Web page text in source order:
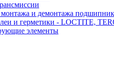
и демонтажа
и герметики - LOCTITE,
элементы